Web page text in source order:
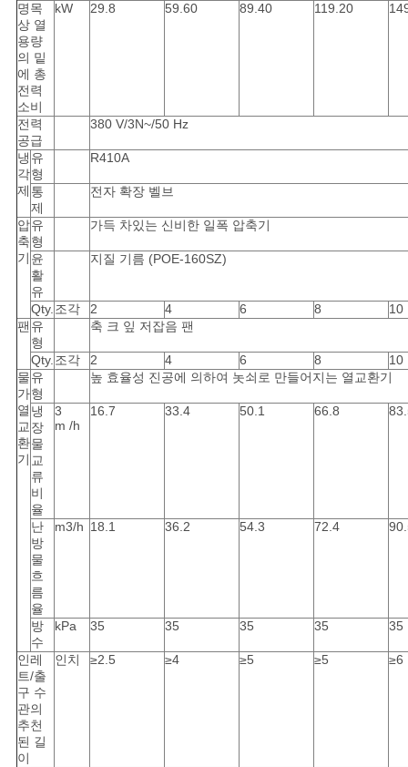
명목
상 열
용량
의 밑
에 총
전력
소비
kW 29.8 59.60 89.40 119.20
전력
공급
380 V/3N~/50 Hz
냉
각
제
유
형
R410A
통
제
전자 확장 벨브
압
축
기
유
형
가득 차있는 신비한 일폭 압축기
윤
활
유
지질 기름 (POE-160SZ)
Qty.조각 2 4 6 8
10
팬 유
형
축 크 잎 저잡음 팬
Qty.조각 2 4 6 8
10
물
가
열
교
환
기
유
형
높 효율성 진공에 의하여 놋쇠로 만들어지는 열교환기
냉
장
물
교
류
비
율
3
m /h
16.7 33.4 50.1 66.8
난
방
물
흐
름
율
m3/h 18.1 36.2 54.3 72.4
방
수
kPa 35 35 35 35 35
인레
트/출
구 수
관의
추천
된 길
이
인치 ≥2.5 ≥4 ≥5 ≥5 ≥6